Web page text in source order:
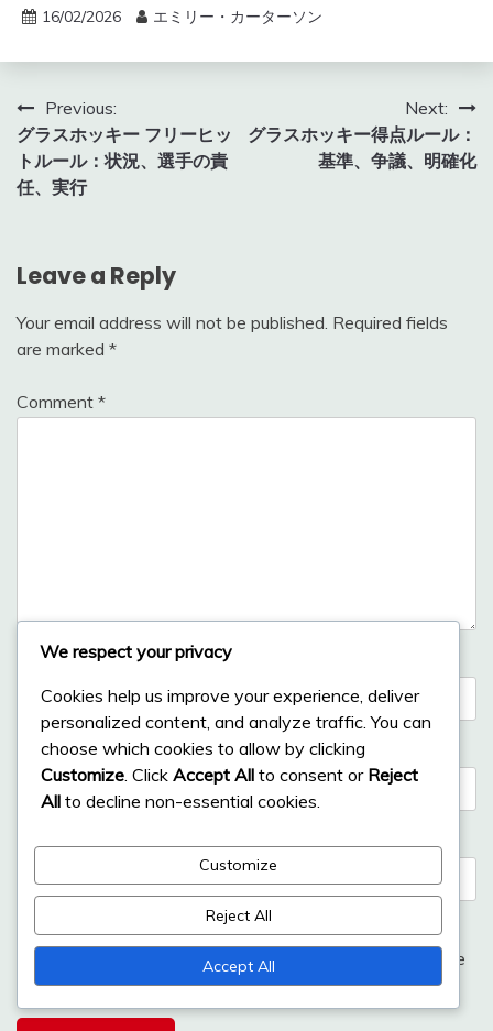
16/02/2026 エミリー・カーターソン
Post
navigation
Previous:
グラスホッキー フリーヒッ
トルール：状況、選手の責
任、実行
Next:
グラスホッキー得点ルール：
基準、争議、明確化
Leave a Reply
Your email address will not be published. Required fields
are marked *
Comment *
Name *
Email*
Website
Save my name, email, and website in this browser for the
next time I comment.
We respect your privacy
Cookies help us improve your experience, deliver
personalized content, and analyze traffic. You can
choose which cookies to allow by clicking
Customize . Click Accept All to consent or Reject
All to decline non-essential cookies.
Customize
Reject All
Accept All